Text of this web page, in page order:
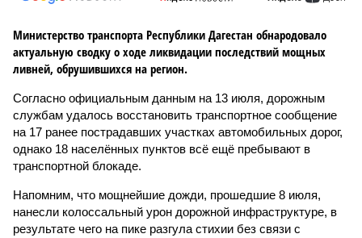
Министерство транспорта Республики Дагестан обнародовало
актуальную сводку о ходе ликвидации последствий мощных
ливней, обрушившихся на регион.
Согласно официальным данным на 13 июля, дорожным
службам удалось восстановить транспортное сообщение
на 17 ранее пострадавших участках автомобильных дорог,
однако 18 населённых пунктов всё ещё пребывают в
транспортной блокаде.
Напомним, что мощнейшие дожди, прошедшие 8 июля,
нанесли колоссальный урон дорожной инфраструктуре, в
результате чего на пике разгула стихии без связи с